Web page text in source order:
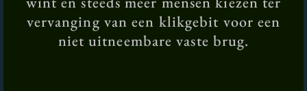
vervanging van een klikgebit voor een
niet uitneembare vaste brug.